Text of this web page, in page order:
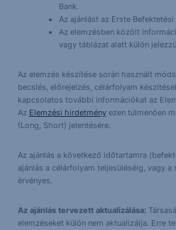
Bank.
Az ajánlást az Erste
Az elemzésben közölt
vagy táblázat alatt külön
Az elemzés készítése során használt
becslés, előrejelzés, célárfolyam
kapcsolatos további információkat az
Az Elemzési hirdetményezen túlmenően
(Long, Short) jelentésére.
Az ajánlás a következő időtartamra
ajánlás a célárfolyam teljesüléséig, vagy
érvényes.
Az ajánlás tervezett aktualizálása:
elemzéseket külön nem aktualizálja. Erre